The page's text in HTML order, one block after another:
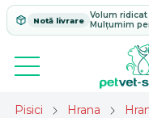
Notă livrare
Volum
Mulțumim
Pisici Hrana